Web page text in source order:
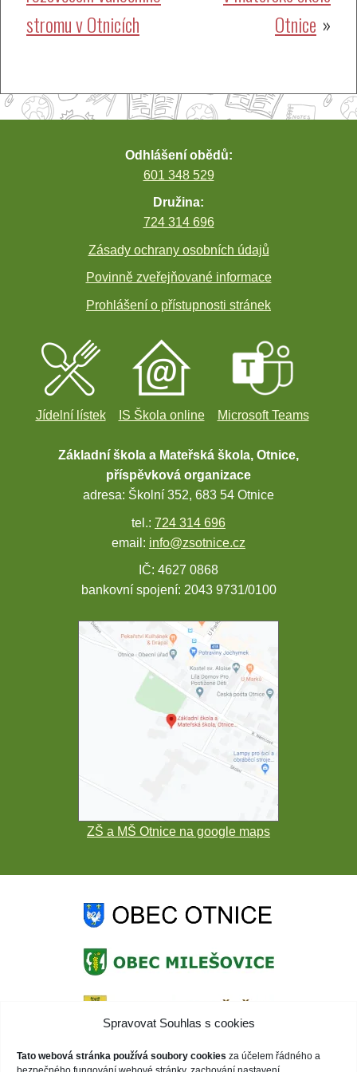
Spravovat Souhlas s cookies
Tato webová stránka používá soubory cookies za účelem řádného a
příspěvek
stromu v Otnicích
Otnice
Odhlášení obědů:
601 348 529
Družina:
724 314 696
Zásady ochrany osobních údajů
Povinně zveřejňované informace
Prohlášení o přístupnosti stránek
Jídelní lístek IS Škola online Microsoft Teams
Základní škola a Mateřská škola, Otnice,
příspěvková organizace
adresa: Školní 352, 683 54 Otnice
tel.: 724 314 696
email: info@zsotnice.cz
IČ: 4627 0868
bankovní spojení: 2043 9731/0100
ZŠ a MŠ Otnice na google maps